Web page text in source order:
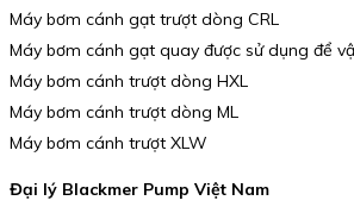
Máy bơm cánh gạt trượt dòng CRL
Máy bơm cánh gạt quay được sử dụng để
Máy bơm cánh trượt dòng HXL
Máy bơm cánh trượt dòng ML
Máy bơm cánh trượt XLW
Đại lý Blackmer Pump Việt Nam